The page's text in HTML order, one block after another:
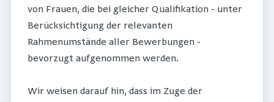
von Frauen, die bei gleicher Qualifikation - unter
Berücksichtigung der relevanten
Rahmenumstände aller Bewerbungen -
bevorzugt aufgenommen werden.
Wir weisen darauf hin, dass im Zuge der